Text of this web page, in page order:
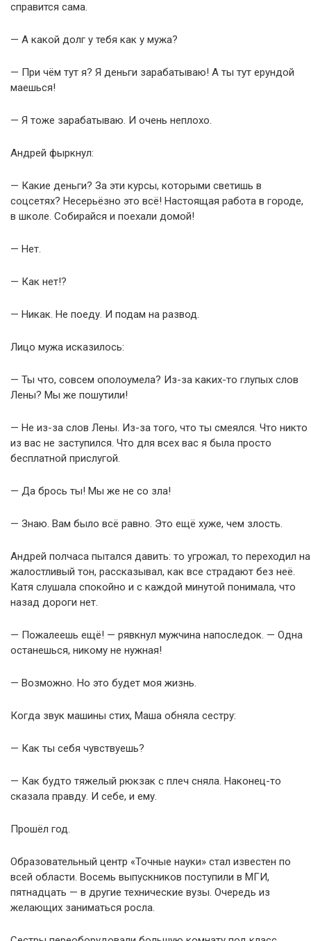
справится сама.
— А какой долг у тебя как у мужа?
— При чём тут я? Я деньги зарабатываю! А ты тут ерундой
маешься!
— Я тоже зарабатываю. И очень неплохо.
Андрей фыркнул:
— Какие деньги? За эти курсы, которыми светишь в
соцсетях? Несерьёзно это всё! Настоящая работа в городе,
в школе. Собирайся и поехали домой!
— Нет.
— Как нет!?
— Никак. Не поеду. И подам на развод.
Лицо мужа исказилось:
— Ты что, совсем ополоумела? Из-за каких-то глупых слов
Лены? Мы же пошутили!
— Не из-за слов Лены. Из-за того, что ты смеялся. Что никто
из вас не заступился. Что для всех вас я была просто
бесплатной прислугой.
— Да брось ты! Мы же не со зла!
— Знаю. Вам было всё равно. Это ещё хуже, чем злость.
Андрей полчаса пытался давить: то угрожал, то переходил на
жалостливый тон, рассказывал, как все страдают без неё.
Катя слушала спокойно и с каждой минутой понимала, что
назад дороги нет.
— Пожалеешь ещё! — рявкнул мужчина напоследок. — Одна
останешься, никому не нужная!
— Возможно. Но это будет моя жизнь.
Когда звук машины стих, Маша обняла сестру:
— Как ты себя чувствуешь?
— Как будто тяжелый рюкзак с плеч сняла. Наконец-то
сказала правду. И себе, и ему.
Прошёл год.
Образовательный центр «Точные науки» стал известен по
всей области. Восемь выпускников поступили в МГИ,
пятнадцать — в другие технические вузы. Очередь из
желающих заниматься росла.